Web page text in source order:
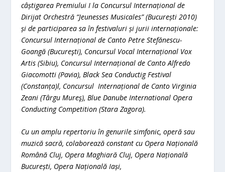
câștigarea Premiului I la Concursul Internațional de
Dirijat Orchestră “Jeunesses Musicales” (București 2010)
și de participarea sa în festivaluri și jurii internaționale:
Concursul Internațional de Canto Petre Stefănescu-
Goangă (Bucureşti), Concursul Vocal Internațional Vox
Artis (Sibiu), Concursul Internațional de Canto Alfredo
Giacomotti (Pavia), Black Sea Conductig Festival
(Constanța)l, Concursul Internațional de Canto Virginia
Zeani (Târgu Mureş), Blue Danube International Opera
Conducting Competition (Stara Zagora).
Cu un amplu repertoriu în genurile simfonic, operă sau
muzică sacră, colaborează constant cu Opera Națională
Română Cluj, Opera Maghiară Cluj, Opera Națională
București, Opera Națională Iași,